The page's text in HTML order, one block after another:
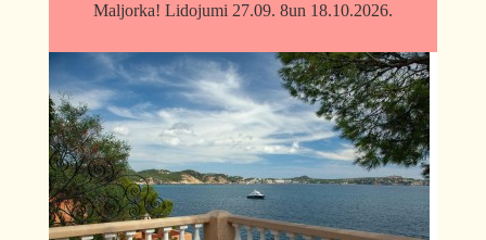
Maljorka! Lidojumi 27.09. 8un 18.10.2026.